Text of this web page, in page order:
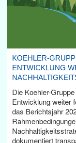
KOEHLER-
ENTWICKLUNG
Die Koehler-
Entwicklung weiter
das Berichtsjahr
dokumentiert